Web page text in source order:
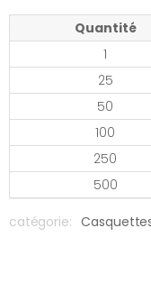
Quantité
1
25
50
100
250
500
catégorie: